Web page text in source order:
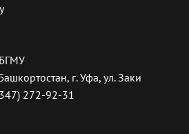
г. Уфа, ул. Заки
272-92-31